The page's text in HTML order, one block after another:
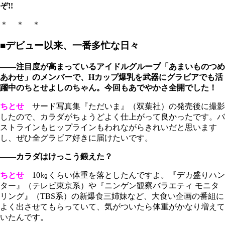
ぞ!!
＊ ＊ ＊
■デビュー以来、一番多忙な日々
――注目度が高まっているアイドルグループ「あまいものつめ
あわせ」のメンバーで、Hカップ爆乳を武器にグラビアでも活
躍中のちとせよしのちゃん。今回もあでやかさ全開でした！
ちとせ サード写真集『ただいま』（双葉社）の発売後に撮影
したので、カラダがちょうどよく仕上がって良かったです。バ
ストラインもヒップラインもわれながらきれいだと思います
し、ぜひ全グラビア好きに届けたいです。
――カラダはけっこう鍛えた？
ちとせ 10㎏くらい体重を落としたんですよ。『デカ盛りハン
ター』（テレビ東京系）や『ニンゲン観察バラエティ モニタ
リング』（TBS系）の新爆食三姉妹など、大食い企画の番組に
よく出させてもらっていて、気がついたら体重がかなり増えて
いたんです。